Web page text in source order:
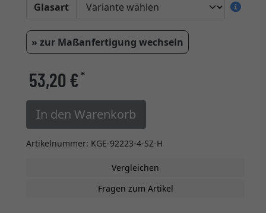
Glasart
» zur Maßanfertigung wechseln
53,20 €*
In den Warenkorb
Artikelnummer: KGE-92223-4-SZ-H
Vergleichen
Fragen zum Artikel